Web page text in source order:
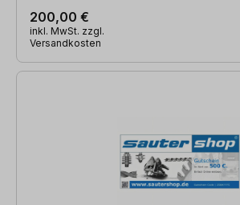
200,00 €
inkl. MwSt. zzgl.
Versandkosten